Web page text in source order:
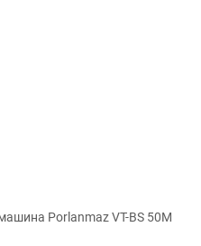
Porlanmaz VT-BS 50М